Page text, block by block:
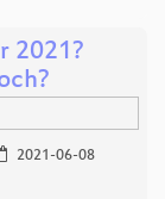
2021?
2021-06-08